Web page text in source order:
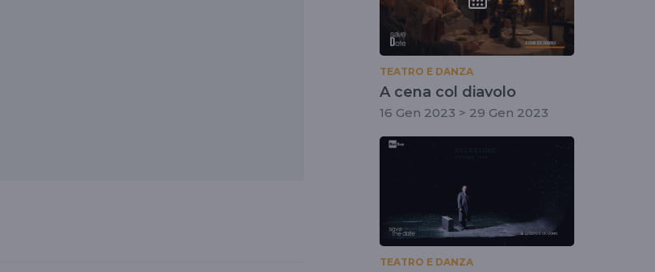
TEATRO E DANZA
A cena col diavolo
16 Gen 2023 > 29 Gen 2023
TEATRO E DANZA